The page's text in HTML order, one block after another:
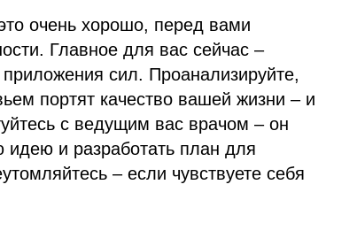
очень хорошо, перед вами
Главное для вас сейчас –
сил. Проанализируйте,
портят качество вашей жизни – и
с ведущим вас врачом – он
и разработать план для
– если чувствуете себя